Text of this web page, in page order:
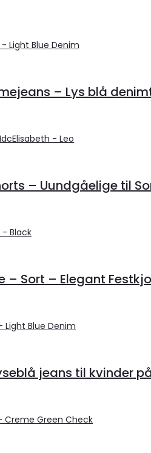
– Lys blå
– Uundgåelige til
– Sort – Elegant
jeans til kvinder